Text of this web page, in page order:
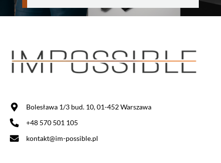
Bolesława 1/3 bud. 10, 01-452 Warszawa
+48 570 501 105
kontakt@im-possible.pl